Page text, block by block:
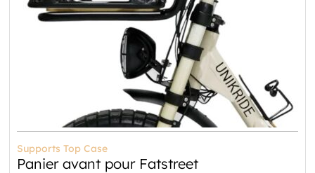
Supports Top Case
Panier avant pour Fatstreet